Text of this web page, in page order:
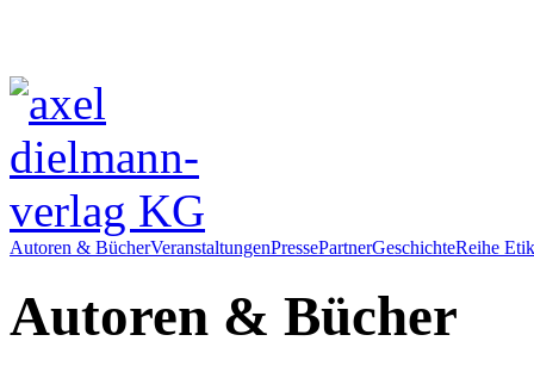
Autoren & BücherVeranstaltungenPressePartnerGeschichteReihe
Autoren & Bücher